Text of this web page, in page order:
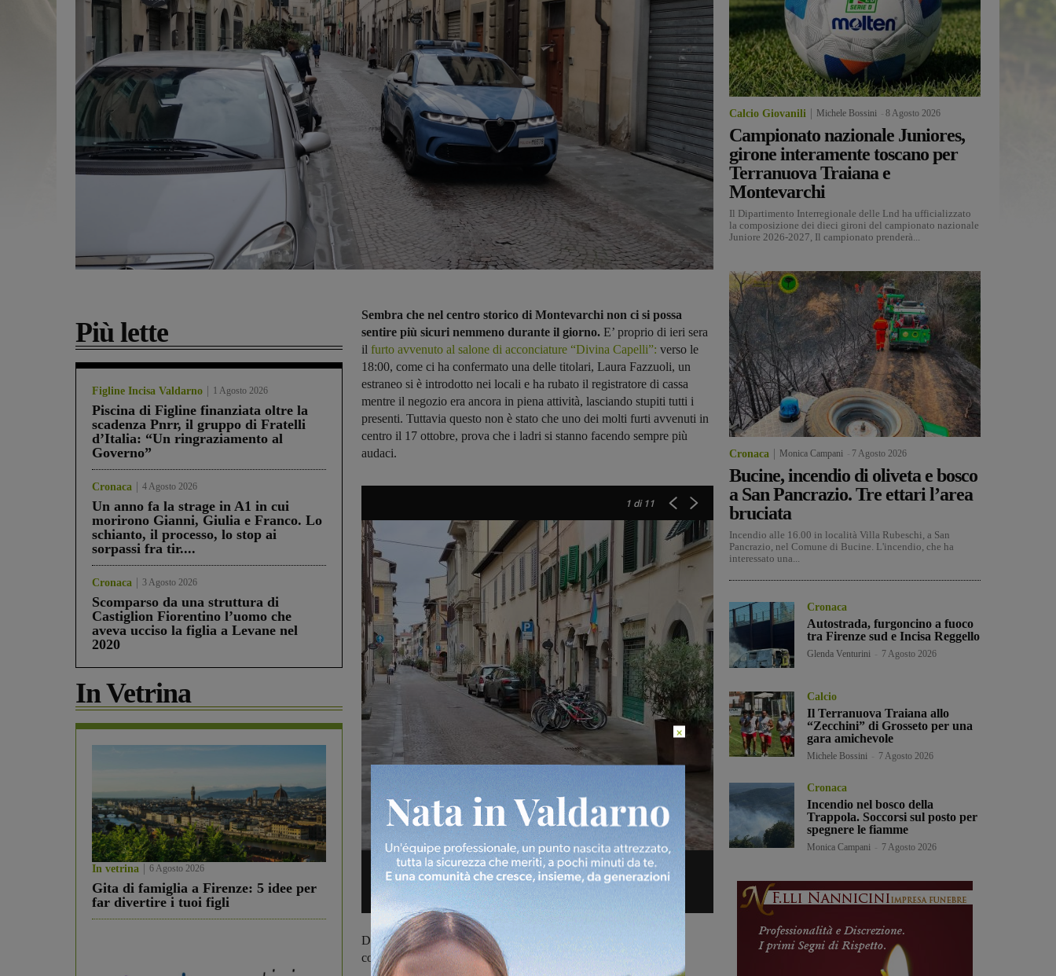
Più lette
Figline Incisa Valdarno 1 Agosto 2026
Piscina di Figline finanziata oltre la
scadenza Pnrr, il gruppo di Fratelli
d’Italia: “Un ringraziamento al
Governo”
Cronaca 4 Agosto 2026
Un anno fa la strage in A1 in cui
morirono Gianni, Giulia e Franco. Lo
schianto, il processo, lo stop ai
sorpassi fra tir....
Cronaca 3 Agosto 2026
Scomparso da una struttura di
Castiglion Fiorentino l’uomo che
aveva ucciso la figlia a Levane nel
2020
In Vetrina
In vetrina 6 Agosto 2026
Gita di famiglia a Firenze: 5 idee per
far divertire i tuoi figli
Sembra che nel centro storico di Montevarchi non ci si possa
sentire più sicuri nemmeno durante il giorno. E’ proprio di ieri sera
il furto avvenuto al salone di acconciature “Divina Capelli”: verso le
18:00, come ci ha confermato una delle titolari, Laura Fazzuoli, un
estraneo si è introdotto nei locali e ha rubato il registratore di cassa
mentre il negozio era ancora in piena attività, lasciando stupiti tutti i
presenti. Tuttavia questo non è stato che uno dei molti furti avvenuti in
centro il 17 ottobre, prova che i ladri si stanno facendo sempre più
audaci.
1 di 11
Durante la mattina era avvenuto un altro furto ai danni di una
commerciante a pochi metri di distanza:
Calcio Giovanili Michele Bossini 8 Agosto 2026
Campionato nazionale Juniores,
girone interamente toscano per
Terranuova Traiana e
Montevarchi
Il Dipartimento Interregionale delle Lnd ha ufficializzato
la composizione dei dieci gironi del campionato nazionale
Juniore 2026-2027, Il campionato prenderà...
Cronaca Monica Campani 7 Agosto 2026
Bucine, incendio di oliveta e bosco
a San Pancrazio. Tre ettari l’area
bruciata
Incendio alle 16.00 in località Villa Rubeschi, a San
Pancrazio, nel Comune di Bucine. L'incendio, che ha
interessato una...
Cronaca
Autostrada, furgoncino a fuoco
tra Firenze sud e Incisa Reggello
Glenda Venturini 7 Agosto 2026
Calcio
Il Terranuova Traiana allo
“Zecchini” di Grosseto per una
gara amichevole
Michele Bossini 7 Agosto 2026
Cronaca
Incendio nel bosco della
Trappola. Soccorsi sul posto per
spegnere le fiamme
Monica Campani 7 Agosto 2026
×